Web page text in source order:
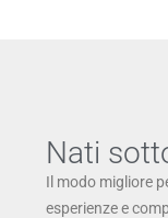
Nati
Il modo migliore
esperienze e